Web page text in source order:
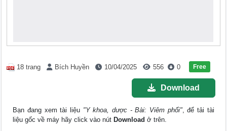
18 trang Bích Huyền 10/04/2025 556 0 Free
Download
Bạn đang xem tài liệu "Y khoa, dược - Bài: Viêm phổi", để tải tài
liệu gốc về máy hãy click vào nút Download ở trên.